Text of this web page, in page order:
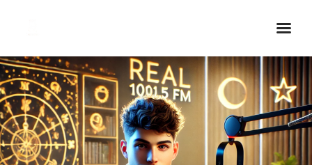
Inicio Real FM
Streaming
En Vivo
Descarga La APP